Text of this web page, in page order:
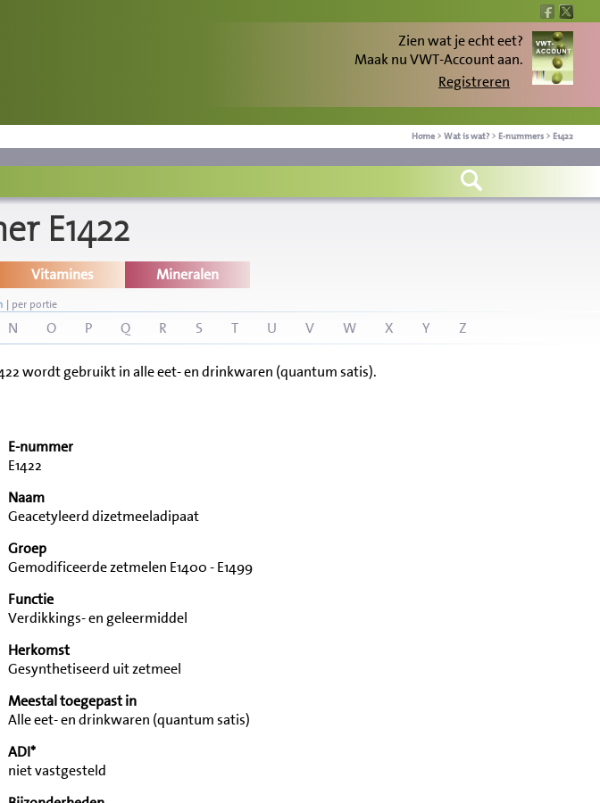
Zien wat je echt eet?
Maak nu VWT-Account aan.
Registreren
Home > Wat is wat?> E-nummers > E1422
E1422
Vitamines Mineralen
| per portie
N O P Q R S T U V W X Y Z
wordt gebruikt in alle eet- en drinkwaren (quantum satis).
E-nummer
E1422
Naam
Geacetyleerd dizetmeeladipaat
Groep
Gemodificeerde zetmelen E1400 - E1499
Functie
Verdikkings- en geleermiddel
Herkomst
Gesynthetiseerd uit zetmeel
Meestal toegepast in
Alle eet- en drinkwaren (quantum satis)
ADI*
niet vastgesteld